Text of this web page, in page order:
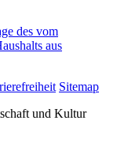
des vom
aus
Sitemap
und Kultur